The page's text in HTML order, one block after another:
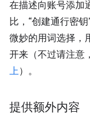
在描述向账号添加
比，“创建通行密
微妙的用词选择，
开来（不过请注意，
上）。
提供额外内容